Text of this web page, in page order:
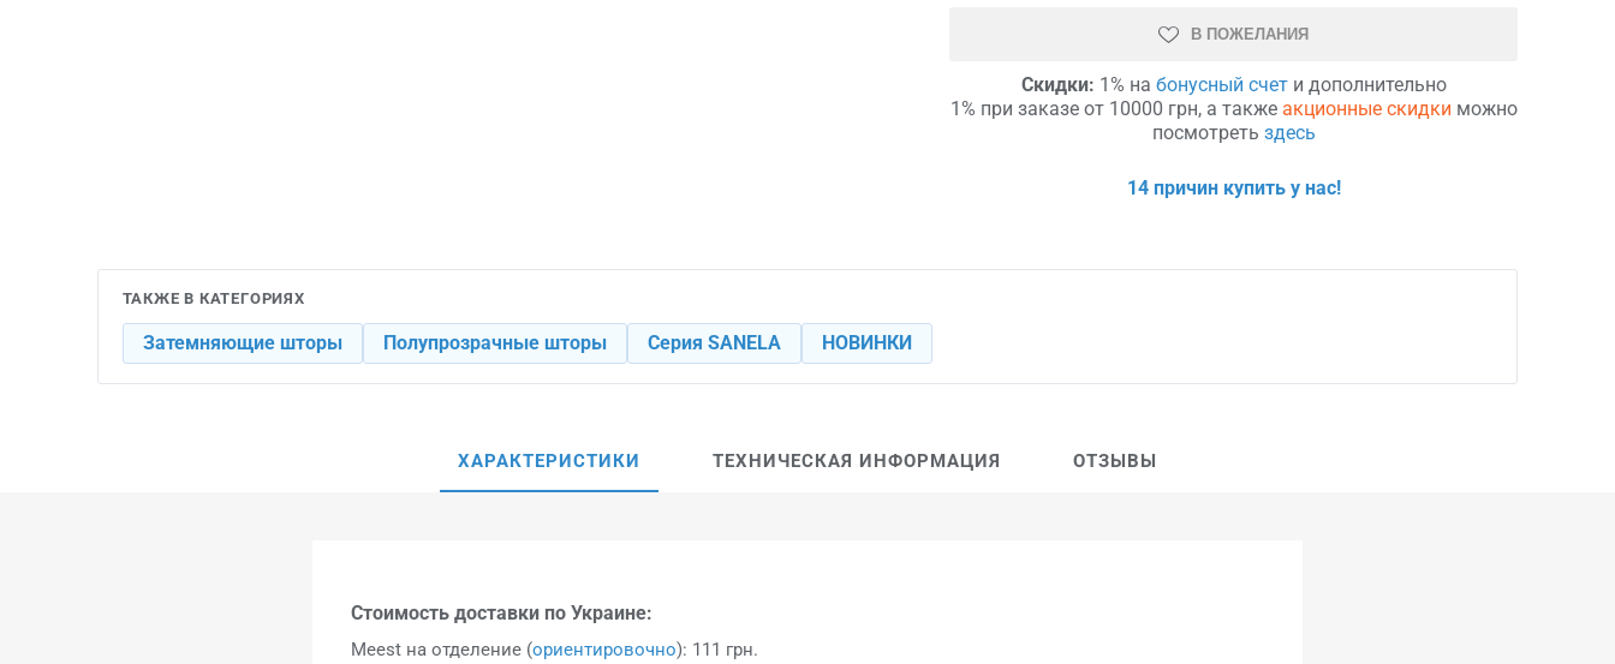
В ПОЖЕЛАНИЯ
Скидки: 1% на бонусный счети дополнительно
1% при заказе от 10000 грн, а также акционные скидки можно
посмотреть здесь
14 причин купить у нас!
ТАКЖЕ В КАТЕГОРИЯХ
Затемняющие шторы Полупрозрачные шторы Серия SANELA НОВИНКИ
ХАРАКТЕРИСТИКИ ТЕХНИЧЕСКАЯ ИНФОРМАЦИЯ ОТЗЫВЫ
Стоимость доставки по Украине:
Meest на отделение (ориентировочно): 111 грн.